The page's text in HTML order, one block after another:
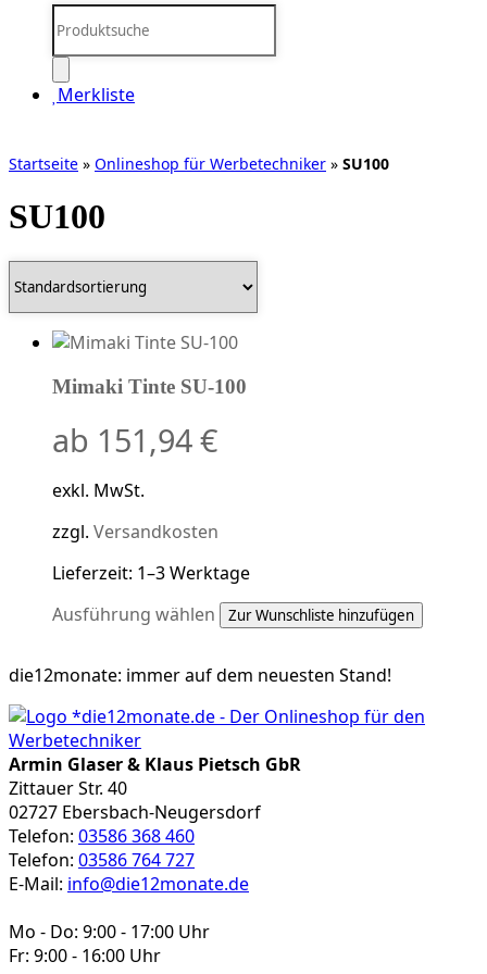
search
Merkliste
Startseite » Onlineshop für Werbetechniker » SU100
SU100
Mimaki Tinte SU-100
ab 151,94€
exkl. MwSt.
zzgl. Versandkosten
Lieferzeit: 1–3 Werktage
Ausführung wählen Dieses
mehrere
Varianten
auf.
Die
können
Produktseite
gewählt
Zur Wunschliste hinzufügen
die12monate: immer auf dem neuesten Stand!
Armin Glaser & Klaus Pietsch GbR
Zittauer Str. 40
02727 Ebersbach-Neugersdorf
Telefon: 03586 368 460
Telefon: 03586 764 727
E-Mail: info@die12monate.de
Mo - Do: 9:00 - 17:00 Uhr
Fr: 9:00 - 16:00 Uhr